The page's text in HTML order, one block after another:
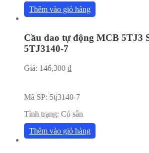
Thêm vào giỏ hàng
Cầu dao tự động MCB 5TJ3
5TJ3140-7
Giá: 146,300 ₫
Mã SP: 5tj3140-7
Tình trạng: Có sẵn
Thêm vào giỏ hàng